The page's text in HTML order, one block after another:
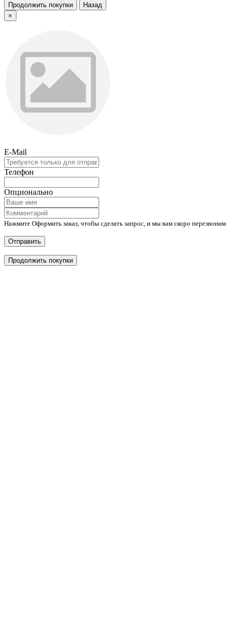
Продолжить покупки
Назад
×
E-Mail
Телефон
Опционально
Нажмите Оформить заказ, чтобы сделать запрос, и мы вам скоро перезвоним
Отправить
Продолжить покупки